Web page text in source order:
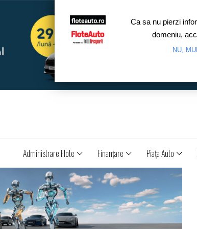
Administrare Flote Finanţare Piaţa Auto
Ca sa nu pierzi
domeniu,
NU,